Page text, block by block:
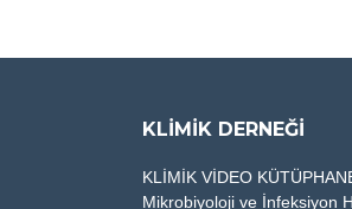
KLIMIK DERNEĞI
KLİMİK VİDEO
Mikrobiyoloji ve İnfeksiyon